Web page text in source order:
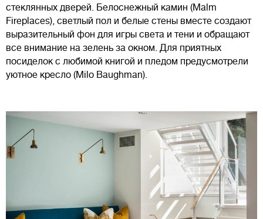
стеклянных дверей. Белоснежный камин (Malm
Fireplaces), светлый пол и белые стены вместе создают
выразительный фон для игры света и тени и обращают
все внимание на зелень за окном. Для приятных
посиделок с любимой книгой и пледом предусмотрели
уютное кресло (Milo Baughman).